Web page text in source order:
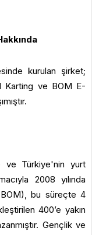
kurulan şirket;
Karting ve BOM E-
ve Türkiye'nin yurt
2008 yılında
bu süreçte 4
400’e yakın
Gençlik ve